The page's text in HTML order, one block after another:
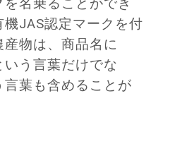
名乗ることができ
JAS認定マークを付
物は、商品名に
いう言葉だけでな
言葉も含めることが